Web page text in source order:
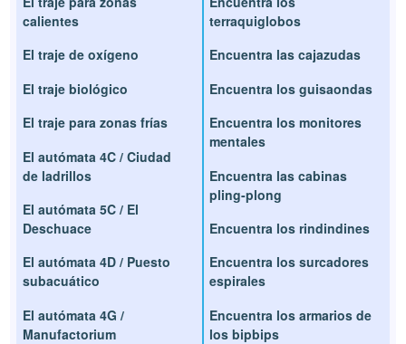
calientes
El traje de oxígeno
El traje biológico
El traje para zonas frías
El autómata 4C / Ciudad
de ladrillos
El autómata 5C / El
Deschuace
El autómata 4D / Puesto
subacuático
El autómata 4G /
Manufactorium
terraquiglobos
Encuentra las cajazudas
Encuentra los guisaondas
Encuentra los monitores
mentales
Encuentra las cabinas
pling-plong
Encuentra los rindindines
Encuentra los surcadores
espirales
Encuentra los armarios de
los bipbips